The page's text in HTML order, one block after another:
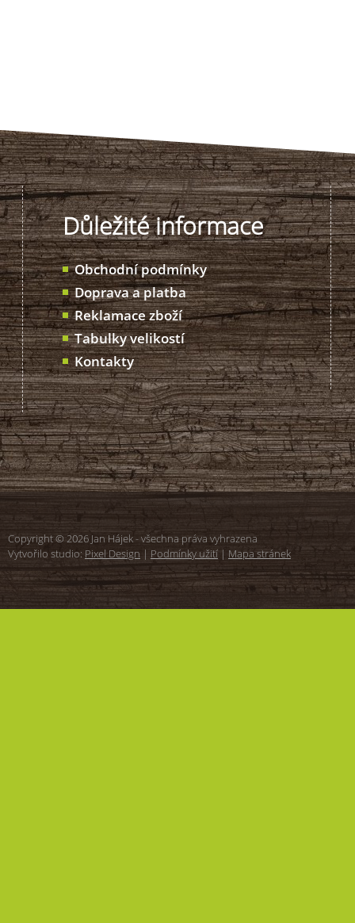
Důležité informace
Obchodní podmínky
Doprava a platba
Reklamace zboží
Tabulky velikostí
Kontakty
Copyright © 2026 Jan Hájek - všechna práva vyhrazena
Vytvořilo studio: Pixel Design | Podmínky užití | Mapa stránek